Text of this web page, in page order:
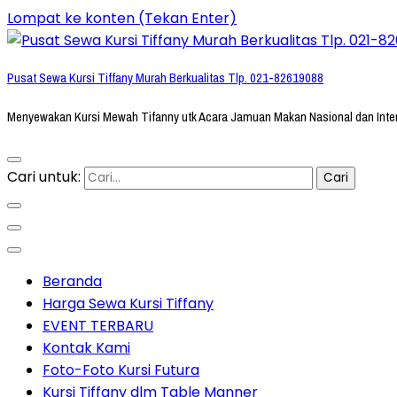
Lompat ke konten (Tekan Enter)
Pusat Sewa Kursi Tiffany Murah Berkualitas Tlp. 021-82619088
Menyewakan Kursi Mewah Tifanny utk Acara Jamuan Makan Nasional dan
Cari untuk:
Beranda
Harga Sewa Kursi Tiffany
EVENT TERBARU
Kontak Kami
Foto-Foto Kursi Futura
Kursi Tiffany dlm Table Manner